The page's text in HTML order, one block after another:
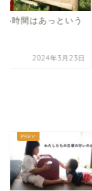
い時間はあっという
2024年3月23日